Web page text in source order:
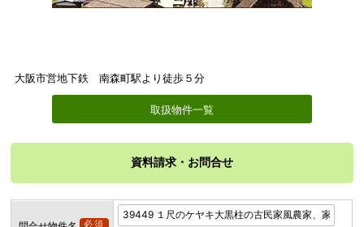
大阪市営地下鉄 南森町駅より徒歩５分
取扱物件一覧
資料請求・お問合せ
必須